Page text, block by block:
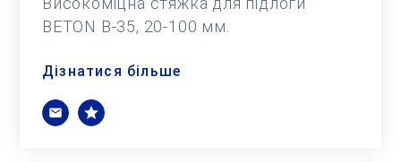
BETON B-35, 20-100 мм.
Дізнатися більше